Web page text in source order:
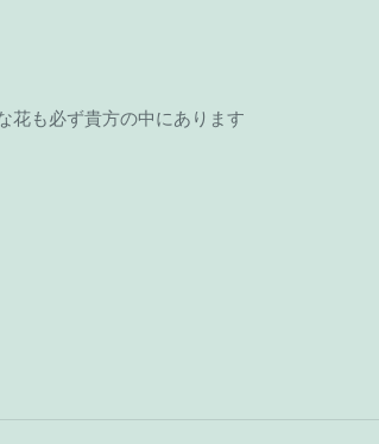
花も必ず貴方の中にあります